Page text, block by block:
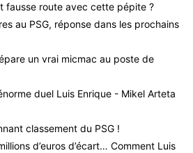
fausse route avec cette pépite ?
au PSG, réponse dans les prochains
un vrai micmac au poste de
duel Luis Enrique - Mikel Arteta
classement du PSG !
d’euros d’écart… Comment Luis